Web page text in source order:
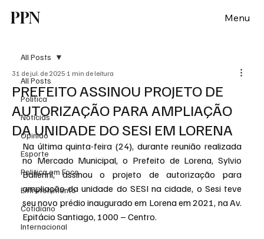
PPN Menu
All Posts
Política
Notícias
Opinião
Esporte
Politica em Foco
Entretenimento
Cotidiano
Internacional
All Posts
PREFEITO ASSINOU PROJETO DE
AUTORIZAÇÃO PARA AMPLIAÇÃO
DA UNIDADE DO SESI EM LORENA
31 de jul. de 2025 1 min de leitura
Na última quinta-feira (24), durante reunião realizada
no Mercado Municipal, o Prefeito de Lorena, Sylvio
Ballerini, assinou o projeto de autorização para
ampliação da unidade do SESI na cidade, o Sesi teve
seu novo prédio inaugurado em Lorena em 2021, na Av.
Epitácio Santiago, 1000 – Centro.